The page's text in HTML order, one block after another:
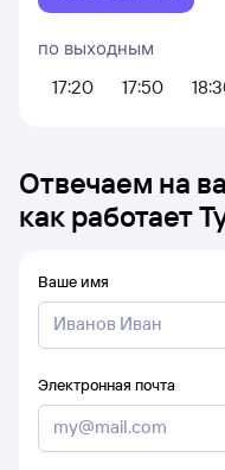
по выходным
17:20
17:50
Отвечаем на
как работает
Ваше имя
Электронная почта